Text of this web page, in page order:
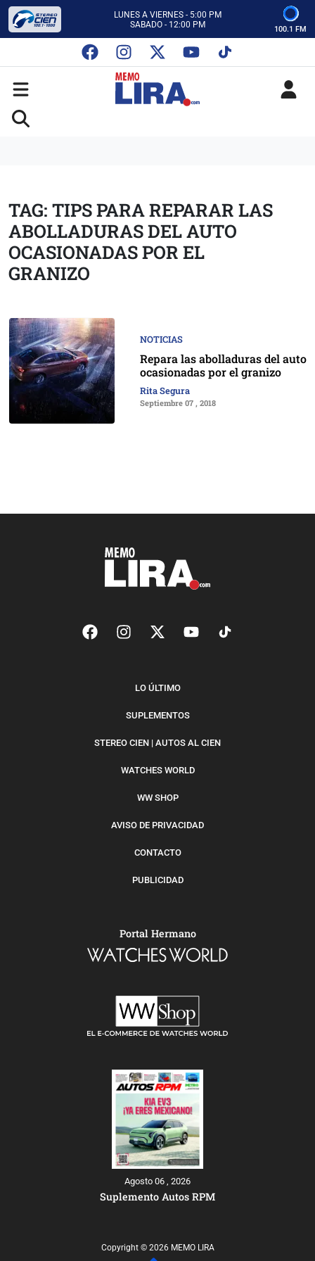
LUNES A VIERNES - 5:00 PM
SABADO - 12:00 PM
CON MEMO LIRA Y SU EQUIPO
LUNES A VIERNES - 5:00 PM
SABADO - 12:00 PM
100.1 FM
TAG: TIPS PARA REPARAR LAS
ABOLLADURAS DEL AUTO
OCASIONADAS POR EL
GRANIZO
NOTICIAS
Repara las abolladuras del auto
ocasionadas por el granizo
Rita Segura
Septiembre 07 , 2018
LO ÚLTIMO
SUPLEMENTOS
STEREO CIEN | AUTOS AL CIEN
WATCHES WORLD
WW SHOP
AVISO DE PRIVACIDAD
CONTACTO
PUBLICIDAD
Portal Hermano
Agosto 06 , 2026
Suplemento Autos RPM
Copyright © 2026 MEMO LIRA